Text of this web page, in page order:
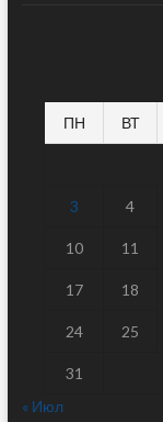
ПН ВТ
3 4
10 11
17 18
24 25
31
« Июл